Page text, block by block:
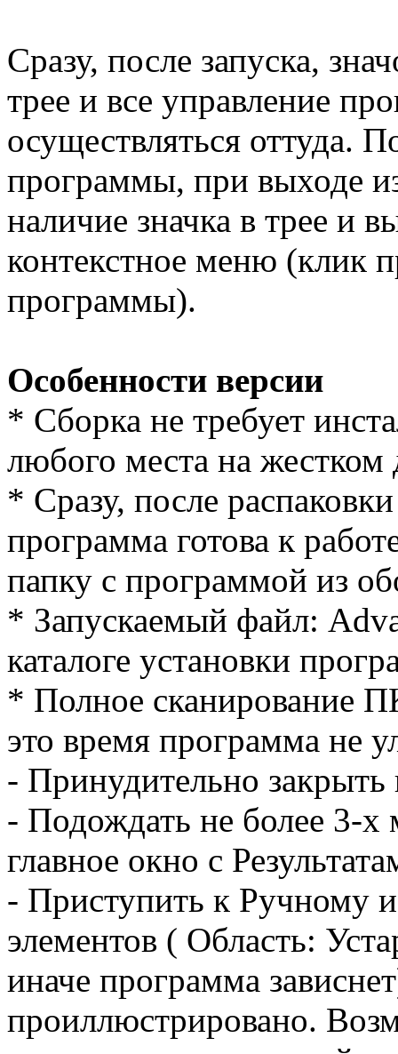
Сразу, после запуска,
трее и все управление
осуществляться оттуда.
программы, при выходе
наличие значка в трее и
контекстное меню (клик
программы).
Особенности версии
* Cборка не требует
любого места на
* Сразу, после
программа готова к
папку с программой из
* Запускаемый файл:
каталоге установки
* Полное сканирование
это время программа не
- Принудительно закрыть
- Подождать не более 3-х
главное окно с
- Приступить к Ручному
элементов ( Область:
иначе программа
проиллюстрировано.